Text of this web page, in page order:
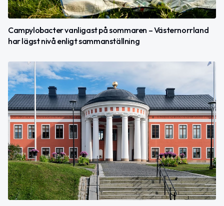
Campylobacter vanligast på sommaren – Västernorrland
har lägst nivå enligt sammanställning